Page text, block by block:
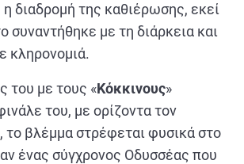
διαδρομή της καθιέρωσης, εκεί
συναντήθηκε με τη διάρκεια και
κληρονομιά.
του με τους «Κόκκινους»
του, με ορίζοντα τον
το βλέμμα στρέφεται φυσικά στο
ένας σύγχρονος Οδυσσέας που